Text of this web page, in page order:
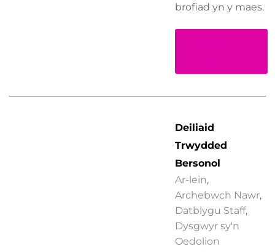
brofiad yn y maes.
Deiliaid
Trwydded
Bersonol
Ar-lein,
Archebwch Nawr,
Datblygu Staff,
Dysgwyr sy'n
Oedolion